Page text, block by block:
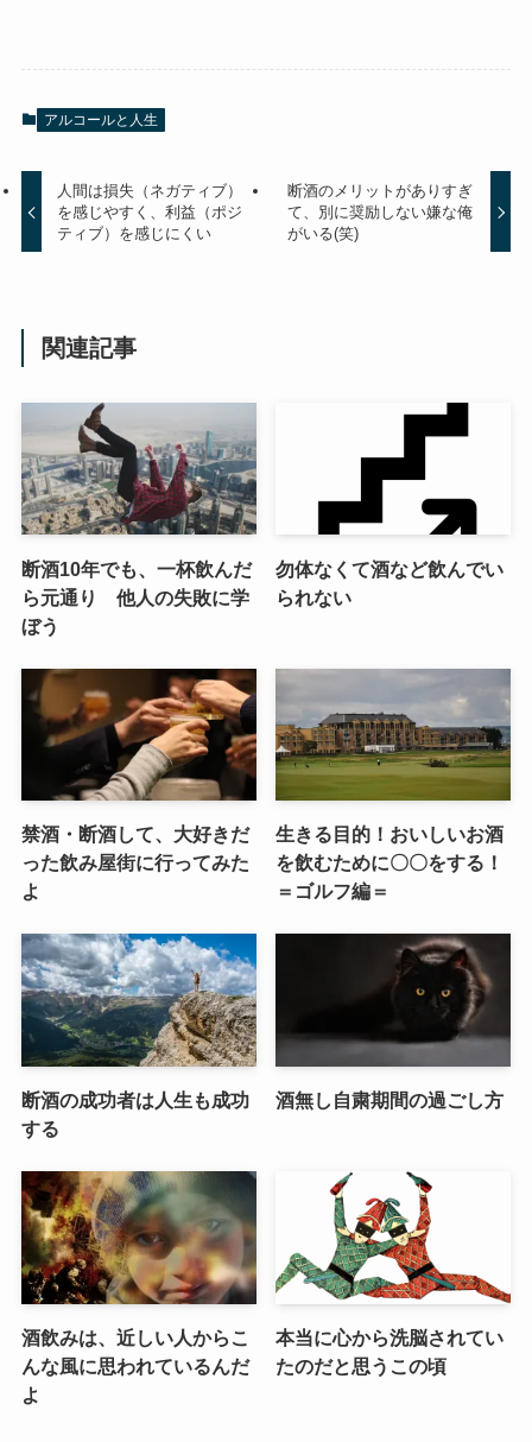
アルコールと人生
人間は損失（ネガティブ）
を感じやすく、利益（ポジ
ティブ）を感じにくい
断酒のメリットがありすぎ
て、別に奨励しない嫌な俺
がいる(笑)
関連記事
断酒10年でも、一杯飲んだ
ら元通り 他人の失敗に学
ぼう
勿体なくて酒など飲んでい
られない
禁酒・断酒して、大好きだ
った飲み屋街に行ってみた
よ
生きる目的！おいしいお酒
を飲むために〇〇をする！
＝ゴルフ編＝
断酒の成功者は人生も成功
する
酒無し自粛期間の過ごし方
酒飲みは、近しい人からこ
んな風に思われているんだ
よ
本当に心から洗脳されてい
たのだと思うこの頃